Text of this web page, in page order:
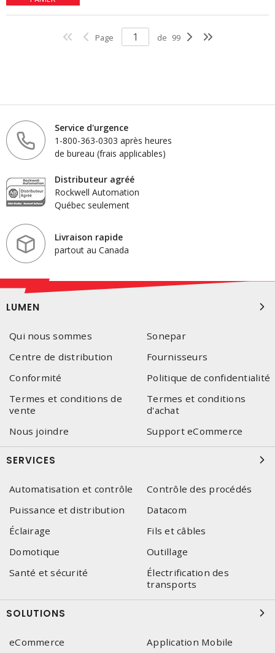
Page de 99
Service d'urgence
1-800-363-0303 après heures
de bureau (frais applicables)
Distributeur agréé
Rockwell Automation
Québec seulement
Livraison rapide
partout au Canada
LUMEN
Qui nous sommes
Sonepar
Centre de distribution
Fournisseurs
Conformité
Politique de confidentialité
Termes et conditions de
vente
Termes et conditions
d'achat
Nous joindre
Support eCommerce
SERVICES
Automatisation et contrôle
Contrôle des procédés
Puissance et distribution
Datacom
Éclairage
Fils et câbles
Domotique
Outillage
Santé et sécurité
Électrification des
transports
SOLUTIONS
eCommerce
Application Mobile